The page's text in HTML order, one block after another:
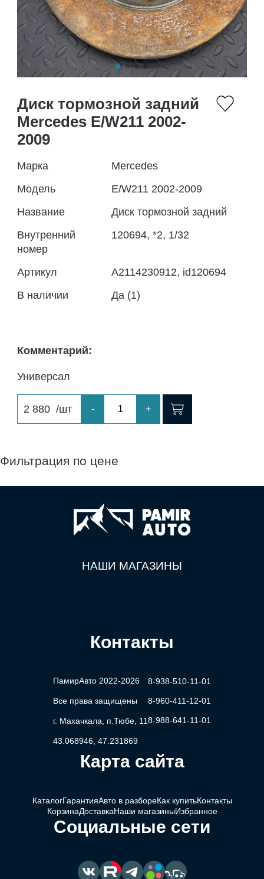
Диск тормозной задний
Mercedes E/W211 2002-
2009
Марка
Mercedes
Модель
E/W211 2002-2009
Название
Диск тормозной задний
Внутренний
номер
120694, *2, 1/32
Артикул
A2114230912, id120694
В наличии
Да (1)
Комментарий:
Универсал
2 880 /шт - +
Фильтрация по цене
НАШИ МАГАЗИНЫ
Контакты
ПамирАвто 2022-2026
Все права защищены
г. Махачкала, п.Тюбе, 11
43.068946, 47.231869
8-938-510-11-01
8-960-411-12-01
8-988-641-11-01
Карта сайта
КаталогГарантияАвто в разбореКак купитьКонтакты
КорзинаДоставкаНаши магазиныИзбранное
Социальные сети